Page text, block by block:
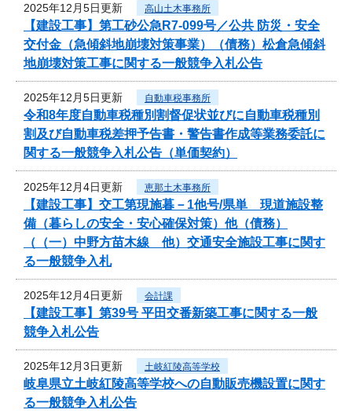
2025年12月5日更新 高山土木事務所
【建設工事】第工砂公急R7-099号／公共 防災・安全
交付金（急傾斜地崩壊対策事業）（債務）松倉急傾斜
地崩壊対策工事に関する一般競争入札公告
2025年12月5日更新 自動車税事務所
令和8年度自動車税種別割督促状並びに自動車税種別
割及び自動車税差押予告書・警告書作成等業務委託に
関する一般競争入札公告（単価契約）
2025年12月4日更新 恵那土木事務所
【建設工事】交工第現施暮－1他号/県単 現道施設整
備（暮らしの安全・安心確保対策）他（債務）
（（一）中野方苗木線 他）交通安全施設工事に関す
る一般競争入札
2025年12月4日更新 会計課
【建設工事】第39号 平田交番新築工事に関する一般
競争入札公告
2025年12月3日更新 土岐紅陵高等学校
岐阜県立土岐紅陵高等学校への自動販売機設置に関す
る一般競争入札公告